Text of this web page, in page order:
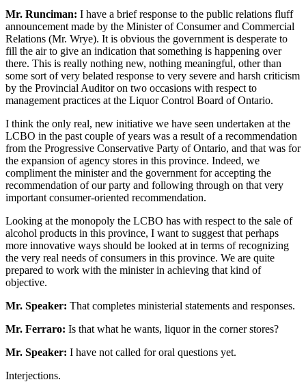
Mr. Runciman: I have a brief response to the public relations fluff
announcement made by the Minister of Consumer and Commercial
Relations (Mr. Wrye). It is obvious the government is desperate to
fill the air to give an indication that something is happening over
there. This is really nothing new, nothing meaningful, other than
some sort of very belated response to very severe and harsh criticism
by the Provincial Auditor on two occasions with respect to
management practices at the Liquor Control Board of Ontario.
I think the only real, new initiative we have seen undertaken at the
LCBO in the past couple of years was a result of a recommendation
from the Progressive Conservative Party of Ontario, and that was for
the expansion of agency stores in this province. Indeed, we
compliment the minister and the government for accepting the
recommendation of our party and following through on that very
important consumer-oriented recommendation.
Looking at the monopoly the LCBO has with respect to the sale of
alcohol products in this province, I want to suggest that perhaps
more innovative ways should be looked at in terms of recognizing
the very real needs of consumers in this province. We are quite
prepared to work with the minister in achieving that kind of
objective.
Mr. Speaker: That completes ministerial statements and responses.
Mr. Ferraro: Is that what he wants, liquor in the corner stores?
Mr. Speaker: I have not called for oral questions yet.
Interjections.